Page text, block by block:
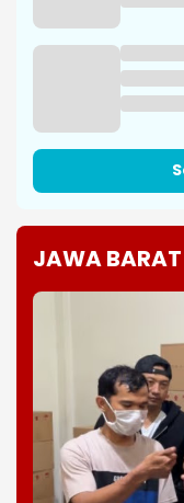
Kena
JAWA BARAT